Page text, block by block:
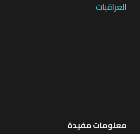
العراقيات
معلومات مفيدة